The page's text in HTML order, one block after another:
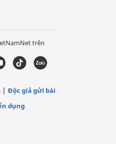
trên
Độc giả gửi bài
dụng